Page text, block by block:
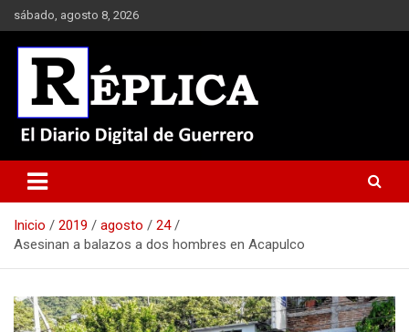
Saltar
al
contenido
sábado, agosto 8, 2026
Réplica
Inicio 2019 agosto
24
Asesinan a balazos a dos hombres en Acapulco